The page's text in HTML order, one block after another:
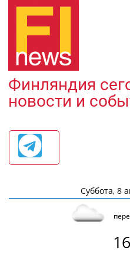
Финляндия
новости и
Суббота, 8